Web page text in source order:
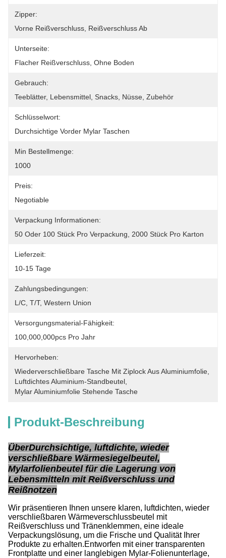
Zipper:
Vorne Reißverschluss, Reißverschluss Ab
Unterseite:
Flacher Reißverschluss, Ohne Boden
Gebrauch:
Teeblätter, Lebensmittel, Snacks, Nüsse, Zubehör
Schlüsselwort:
Durchsichtige Vorder Mylar Taschen
Min Bestellmenge:
1000
Preis:
Negotiable
Verpackung Informationen:
50 Oder 100 Stück Pro Verpackung, 2000 Stück Pro Karton
Lieferzeit:
10-15 Tage
Zahlungsbedingungen:
L/C, T/T, Western Union
Versorgungsmaterial-Fähigkeit:
100,000,000pcs Pro Jahr
Hervorheben:
Wiederverschließbare Tasche Mit Ziplock Aus Aluminiumfolie
Luftdichtes Aluminium-Standbeutel
Mylar Aluminiumfolie Stehende Tasche
Produkt-Beschreibung
ÜberDurchsichtige, luftdichte, wieder
verschließbare Wärmesiegelbeutel,
Mylarfolienbeutel für die Lagerung von
Lebensmitteln mit Reißverschluss und
Reißnotzen
Wir präsentieren Ihnen unsere klaren, luftdichten, wieder
verschließbaren Wärmeverschlussbeutel mit
Reißverschluss und Tränenklemmen, eine ideale
Verpackungslösung, um die Frische und Qualität Ihrer
Produkte zu erhalten.Entworfen mit einer transparenten
Frontplatte und einer langlebigen Mylar-Folienunterlage,